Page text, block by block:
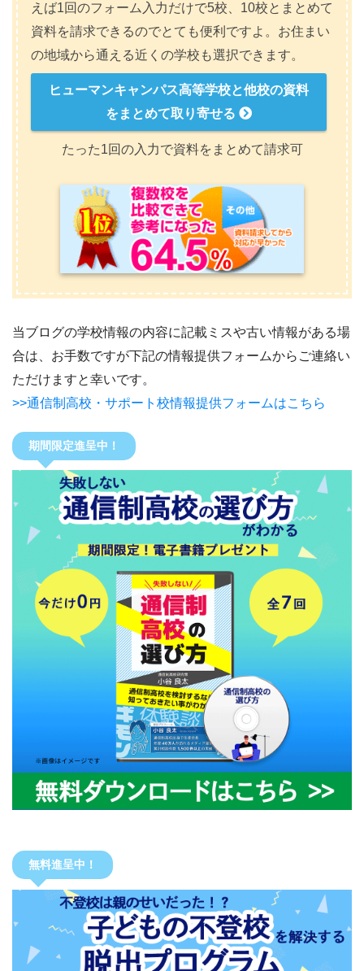
えば1回のフォーム入力だけで5校、10校とまとめて
資料を請求できるのでとても便利ですよ。お住まい
の地域から通える近くの学校も選択できます。
ヒューマンキャンパス高等学校と他校の資料
をまとめて取り寄せる
たった1回の入力で資料をまとめて請求可
当ブログの学校情報の内容に記載ミスや古い情報がある場
合は、お手数ですが下記の情報提供フォームからご連絡い
ただけますと幸いです。
>>通信制高校・サポート校情報提供フォームはこちら
期間限定進呈中！
無料進呈中！